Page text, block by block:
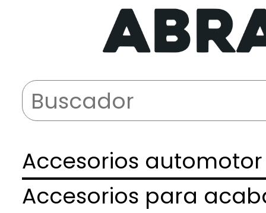
Accesorios automotor
Accesorios para